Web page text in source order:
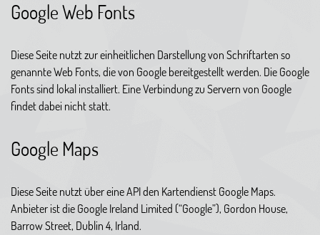
Google Web Fonts
Diese Seite nutzt zur einheitlichen Darstellung von Schriftarten so
genannte Web Fonts, die von Google bereitgestellt werden. Die Google
Fonts sind lokal installiert. Eine Verbindung zu Servern von Google
findet dabei nicht statt.
Google Maps
Diese Seite nutzt über eine API den Kartendienst Google Maps.
Anbieter ist die Google Ireland Limited (“Google”), Gordon House,
Barrow Street, Dublin 4, Irland.